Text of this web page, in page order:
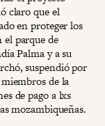
claro que el
en proteger los
el parque de
Palma y a su
suspendió por
de la
de pago a lxs
mozambiqueñas.